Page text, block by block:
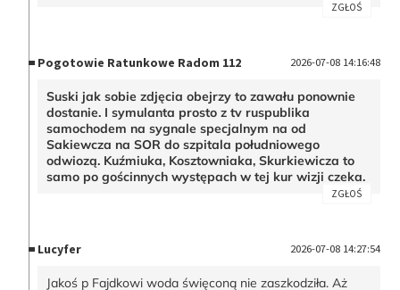
ZGŁOŚ
Pogotowie Ratunkowe Radom 112 2026-07-08 14:16:48
Suski jak sobie zdjęcia obejrzy to zawału ponownie
dostanie. I symulanta prosto z tv ruspublika
samochodem na sygnale specjalnym na od
Sakiewcza na SOR do szpitala południowego
odwiozą. Kuźmiuka, Kosztowniaka, Skurkiewicza to
samo po gościnnych występach w tej kur wizji czeka.
ZGŁOŚ
Lucyfer 2026-07-08 14:27:54
Jakoś p Fajdkowi woda święconą nie zaszkodziła. Aż